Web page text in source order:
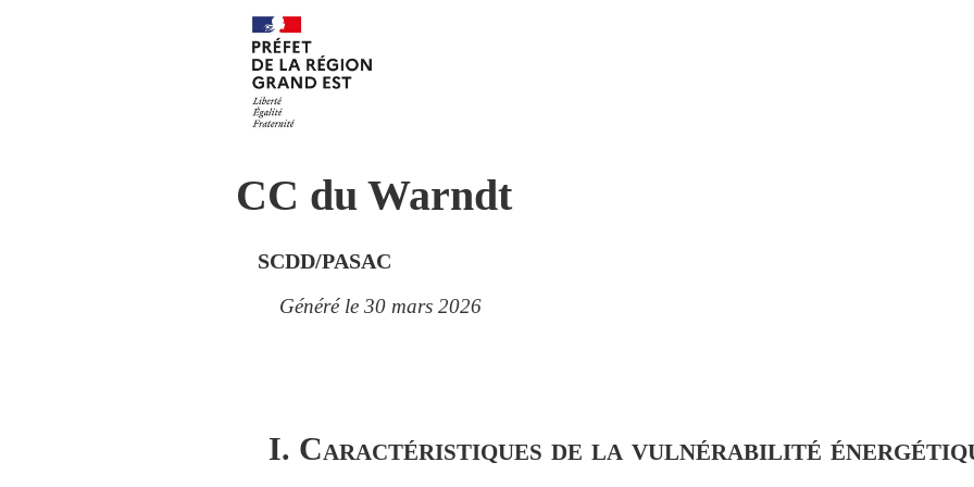
CC du Warndt
SCDD/PASAC
Généré le 30 mars 2026
I. Caractéristiques de la vulnérabilité